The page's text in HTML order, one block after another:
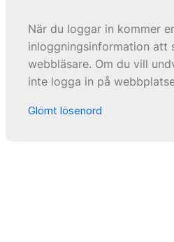
När du loggar in kommer
inloggningsinformation att
webbläsare. Om du vill
inte logga in på
Glömt lösenord